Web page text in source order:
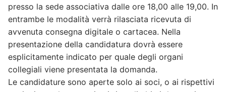
presso la sede associativa dalle ore 18,00 alle 19,00. In
entrambe le modalità verrà rilasciata ricevuta di
avvenuta consegna digitale o cartacea. Nella
presentazione della candidatura dovrà essere
esplicitamente indicato per quale degli organi
collegiali viene presentata la domanda.
Le candidature sono aperte solo ai soci, o ai rispettivi